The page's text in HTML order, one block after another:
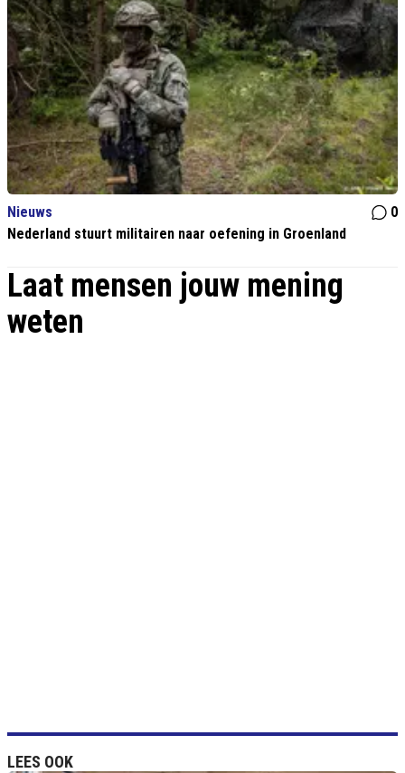
Nieuws
0
Nederland stuurt militairen naar oefening in Groenland
Laat mensen jouw mening
weten
LEES OOK